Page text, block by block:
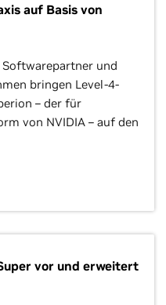
auf Basis von
und
bringen Level-4-
– der für
von NVIDIA – auf den
vor und erweitert